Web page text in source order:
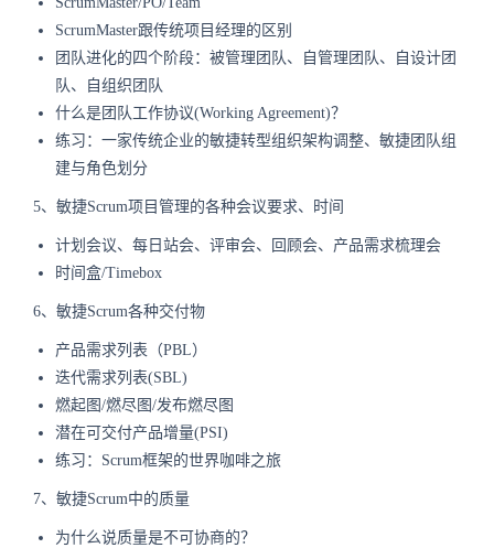
ScrumMaster跟传统项目经理的区别
团队进化的四个阶段：被管理团队、自管理团队、自设计团
队、自组织团队
什么是团队工作协议(Working Agreement)？
练习：一家传统企业的敏捷转型组织架构调整、敏捷团队组
建与角色划分
5、敏捷Scrum项目管理的各种会议要求、时间
计划会议、每日站会、评审会、回顾会、产品需求梳理会
时间盒/Timebox
6、敏捷Scrum各种交付物
产品需求列表（PBL）
迭代需求列表(SBL)
燃起图/燃尽图/发布燃尽图
潜在可交付产品增量(PSI)
练习：Scrum框架的世界咖啡之旅
7、敏捷Scrum中的质量
为什么说质量是不可协商的？